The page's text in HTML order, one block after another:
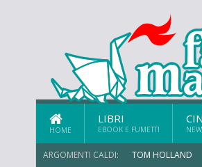
HOME
LIBRI
EBOOK E FUMETTI
ARGOMENTI CALDI: TOM HOLLAND